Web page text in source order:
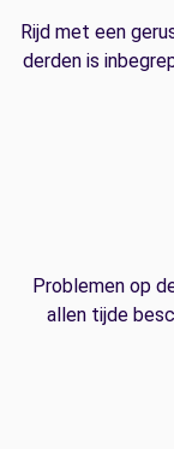
Rijd met een
derden is
Problemen op
allen tijde